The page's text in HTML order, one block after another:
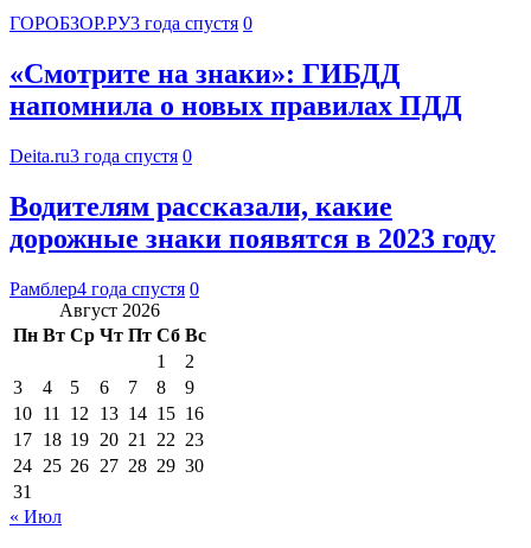
ГОРОБЗОР.РУ3 года спустя 0
«Смотрите на знаки»: ГИБДД
напомнила о новых правилах ПДД
Deita.ru3 года спустя 0
Водителям рассказали, какие
дорожные знаки появятся в 2023 году
Рамблер4 года спустя 0
Август 2026
Пн Вт Ср Чт Пт Сб Вс
1
2
3
4 5 6 7 8
9
10 11 12 13 14 15 16
17 18 19 20 21 22 23
24 25 26 27 28 29 30
31
« Июл